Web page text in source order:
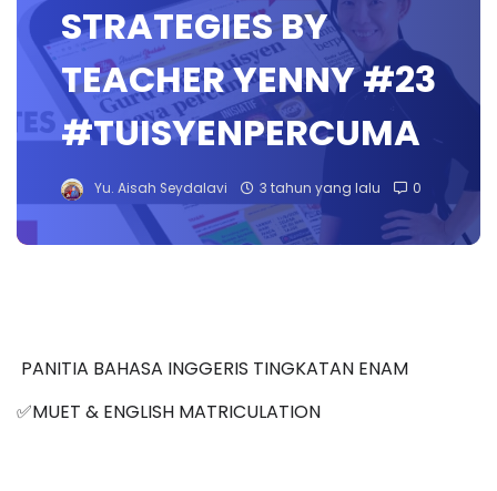
STRATEGIES BY
TEACHER YENNY #23
#TUISYENPERCUMA
Yu. Aisah Seydalavi 3 tahun yang lalu 0
PANITIA BAHASA INGGERIS TINGKATAN ENAM
✅MUET & ENGLISH MATRICULATION